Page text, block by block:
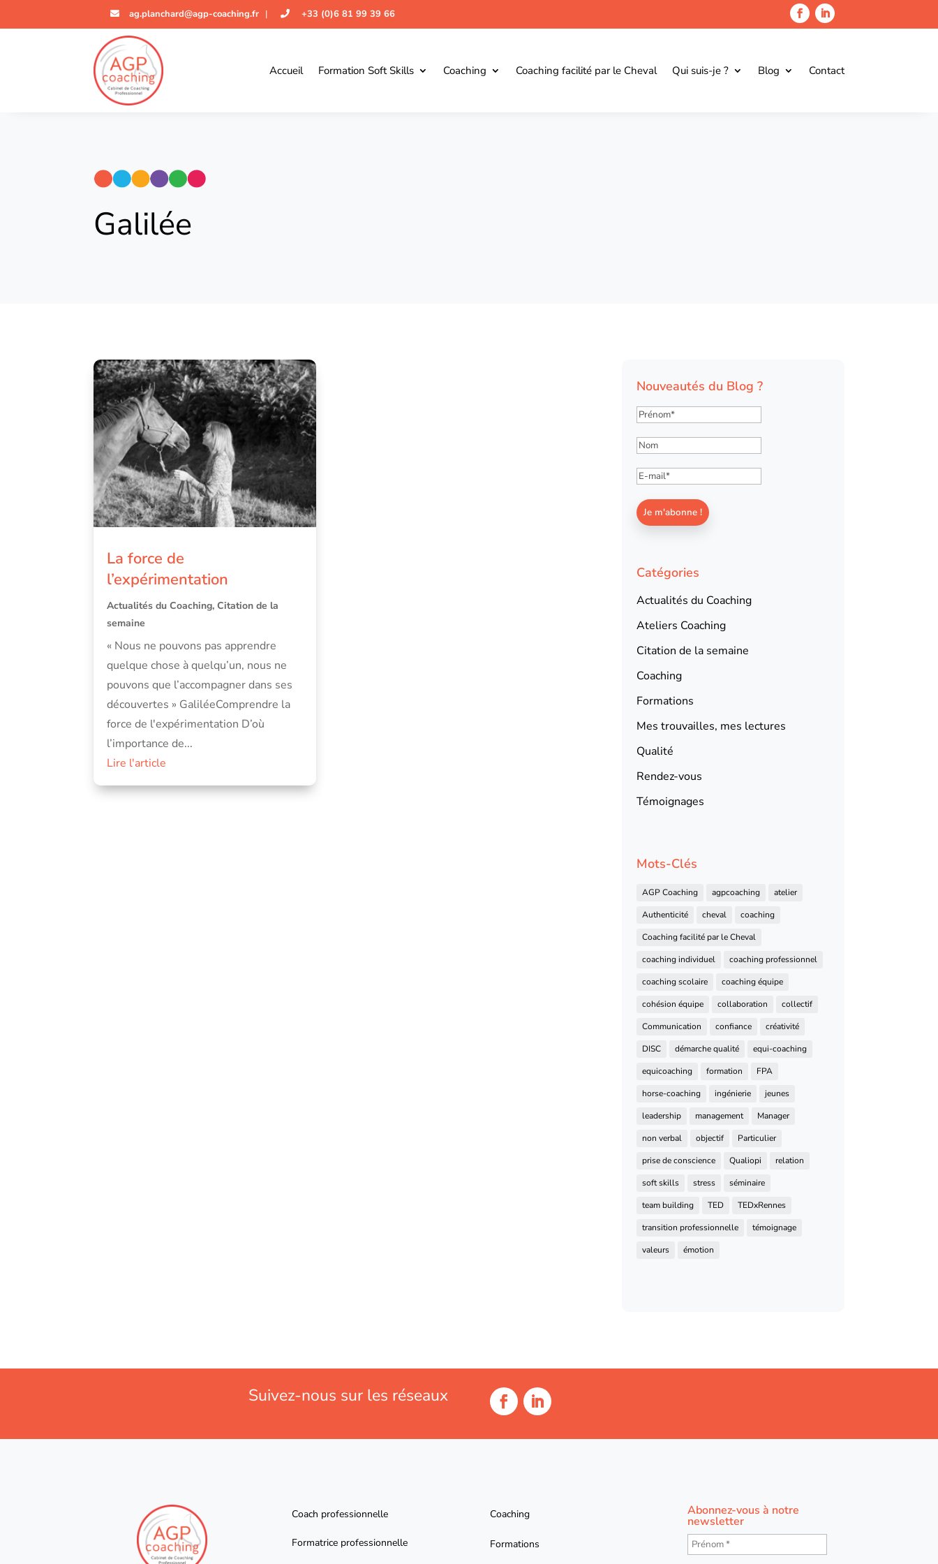
ag.planchard@agp-coaching.fr| +33 (0)6 81 99 39 66
Accueil Formation Soft Skills Coaching Coaching facilité par le Cheval Qui suis-je ? Blog Contact
Galilée
La force de
l’expérimentation
Actualités du Coaching,Citation de la
semaine
« Nous ne pouvons pas apprendre
quelque chose à quelqu’un, nous ne
pouvons que l’accompagner dans ses
découvertes » GaliléeComprendre la
force de l'expérimentation D’où
l’importance de...
Lire l'article
Nouveautés du Blog ?
Catégories
Actualités du Coaching
Ateliers Coaching
Citation de la semaine
Coaching
Formations
Mes trouvailles, mes lectures
Qualité
Rendez-vous
Témoignages
Mots-Clés
AGP Coaching agpcoaching
atelier
Authenticité
cheval
coaching
Coaching facilité par le Cheval
coaching individuel
coaching professionnel
coaching scolaire
coaching équipe
cohésion équipe
collaboration
collectif
Communication
confiance
créativité
DISC
démarche qualité
equi-coaching
equicoaching
formation
FPA
horse-coaching
ingénierie
jeunes
leadership
management
Manager
non verbal
objectif
Particulier
prise de conscience
Qualiopi
relation
soft skills
stress
séminaire
team building
TED
TEDxRennes
transition professionnelle
témoignage
valeurs
émotion
Suivez-nous sur les réseaux
Coach professionnelle
Formatrice professionnelle
Coaching
Formations
Abonnez-vous à notre
newsletter